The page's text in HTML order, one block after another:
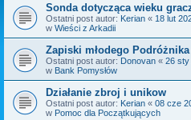
Sonda dotycząca wieku
Ostatni post autor: Kerian « 18 lut
w Wieści z Arkadii
Zapiski młodego Podróżnika
Ostatni post autor: Donovan « 26 sty
w Bank Pomysłów
Działanie zbroj i unikow
Ostatni post autor: Kerian « 08 cze
w Pomoc dla Początkujących